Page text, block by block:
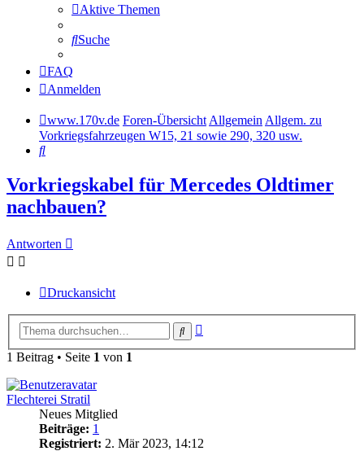
Aktive Themen
Suche
FAQ
Anmelden
www.170v.de Foren-ÜbersichtAllgemeinAllgem. zu
Vorkriegsfahrzeugen W15, 21 sowie 290, 320 usw.
Suche
Vorkriegskabel für Mercedes Oldtimer
nachbauen?
Antworten
Druckansicht
Suche
1 Beitrag • Seite 1 von 1
Flechterei Stratil
Neues Mitglied
Beiträge: 1
Registriert: 2. Mär 2023, 14:12